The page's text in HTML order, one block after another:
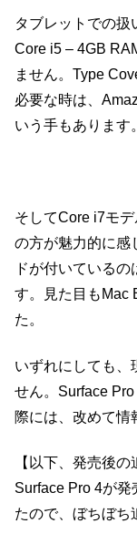
タブレットでの扱
Core i5 – 4GB
ません。Type
必要な時は、
いう手もあります。
そしてCore i7モ
の方が魅力的に感
ドが付いている
す。見た目もMac
た。
いずれにしても、
せん。Surface
際には、改めて情
【以下、発売後の
Surface Pro 4が発
たので、ぼちぼち